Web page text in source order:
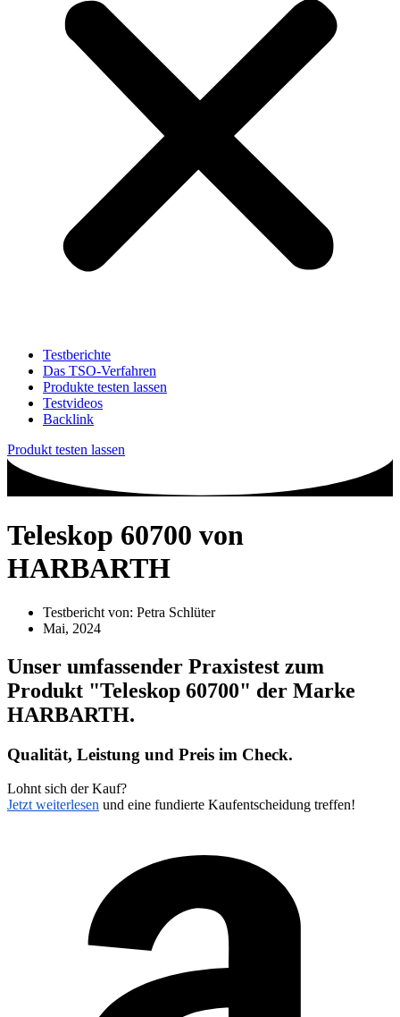
Testberichte
Das TSO-Verfahren
Produkte testen lassen
Testvideos
Backlink
Produkt testen lassen
Teleskop 60700 von
HARBARTH
Testbericht von: Petra Schlüter
Mai, 2024
Unser umfassender Praxistest zum
Produkt "Teleskop 60700" der Marke
HARBARTH.
Qualität, Leistung und Preis im Check.
Lohnt sich der Kauf?
Jetzt weiterlesen und eine fundierte Kaufentscheidung treffen!